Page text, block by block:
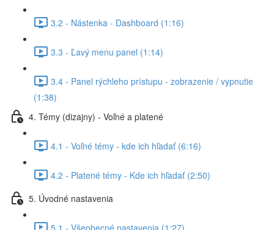
3.2 - Nástenka - Dashboard (1:16)
3.3 - Ľavý menu panel (1:14)
3.4 - Panel rýchleho prístupu - zobrazenie / vypnutie
(1:38)
4. Témy (dizajny) - Voľné a platené
4.1 - Voľné témy - kde ich hľadať (6:16)
4.2 - Platené témy - Kde ich hľadať (2:50)
5. Úvodné nastavenia
5.1 - Všeobecné nastavenia (1:27)